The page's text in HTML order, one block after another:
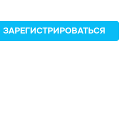
ЗАРЕГИСТРИРОВАТЬСЯ